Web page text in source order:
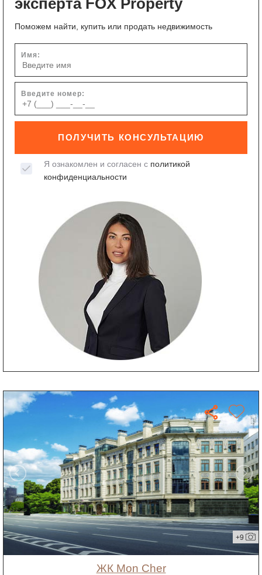
Поможем найти, купить или продать недвижимость
Имя:
Введите номер:
ПОЛУЧИТЬ КОНСУЛЬТАЦИЮ
Я ознакомлен и согласен с политикой
конфиденциальности
+9
ЖК Mon Cher